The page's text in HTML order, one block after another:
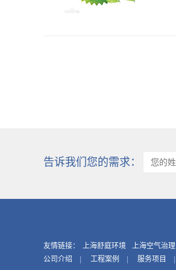
告诉我们您的需求：
友情链接： 上海舒庭环境 上海空气治理
公司介绍
工程案例 服务项目